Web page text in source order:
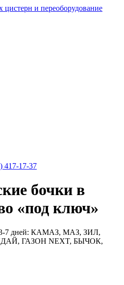
417-17-37
бочки в
«под ключ»
7 дней: КАМАЗ, МАЗ, ЗИЛ,
ГАЗОН NEXT, БЫЧОК,